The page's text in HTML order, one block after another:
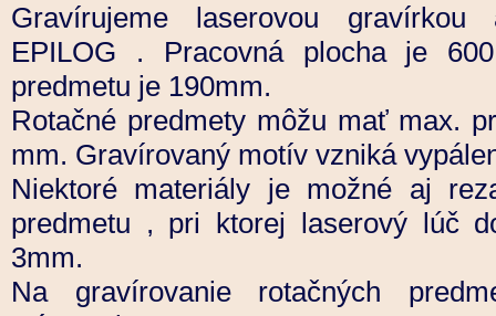
Gravírujeme laserovou
EPILOG . Pracovná plocha je
predmetu je 190mm.
Rotačné predmety môžu mať max.
mm. Gravírovaný motív vzniká
Niektoré materiály je možné aj
predmetu , pri ktorej laserový lúč
3mm.
Na gravírovanie rotačných